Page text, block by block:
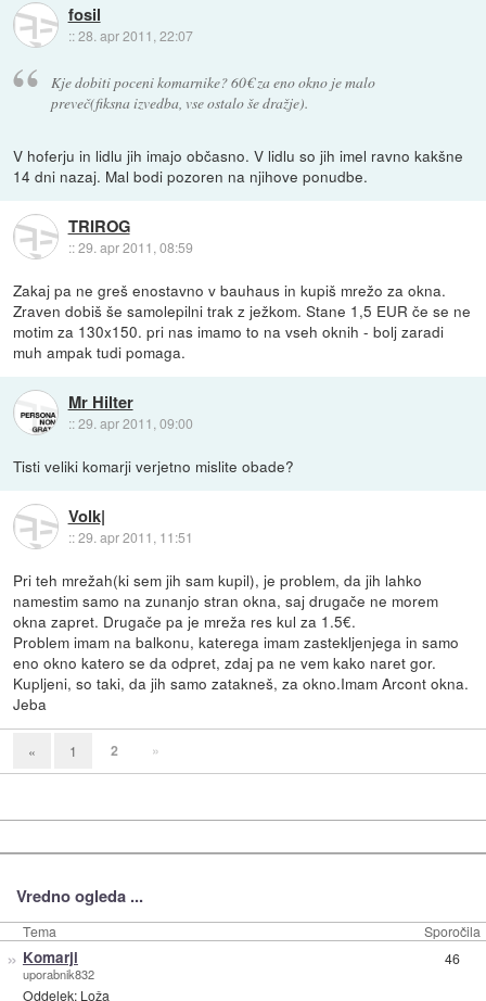
fosil
::28. apr 2011, 22:07
Kje dobiti poceni komarnike? 60€ za eno okno je malo
preveč(fiksna izvedba, vse ostalo še dražje).
V hoferju in lidlu jih imajo občasno. V lidlu so jih imel ravno kakšne
14 dni nazaj. Mal bodi pozoren na njihove ponudbe.
TRIROG
::29. apr 2011, 08:59
Zakaj pa ne greš enostavno v bauhaus in kupiš mrežo za okna.
Zraven dobiš še samolepilni trak z ježkom. Stane 1,5 EUR če se ne
motim za 130x150. pri nas imamo to na vseh oknih - bolj zaradi
muh ampak tudi pomaga.
Mr Hilter
::29. apr 2011, 09:00
Tisti veliki komarji verjetno mislite obade?
Volk|
::29. apr 2011, 11:51
Pri teh mrežah(ki sem jih sam kupil), je problem, da jih lahko
namestim samo na zunanjo stran okna, saj drugače ne morem
okna zapret. Drugače pa je mreža res kul za 1.5€.
Problem imam na balkonu, katerega imam zastekljenjega in samo
eno okno katero se da odpret, zdaj pa ne vem kako naret gor.
Kupljeni, so taki, da jih samo zatakneš, za okno.Imam Arcont okna.
Jeba
« 1 2 »
Vredno ogleda ...
Tema Sporočila
» Komarji
uporabnik832
Oddelek: Loža
46